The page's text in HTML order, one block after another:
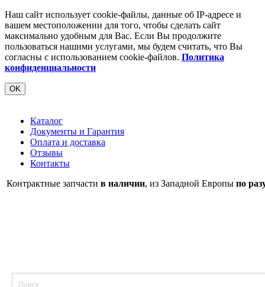
Наш сайт использует cookie-файлы, данные об IP-адресе и
вашем местоположении для того, чтобы сделать сайт
максимально удобным для Вас. Если Вы продолжите
пользоваться нашими услугами, мы будем считать, что Вы
согласны с использованием cookie-файлов. Политика
конфиденциальности
OK
Каталог
Документы и Гарантия
Оплата и доставка
Отзывы
Контакты
Контрактные запчасти в наличии, из Западной Европы по